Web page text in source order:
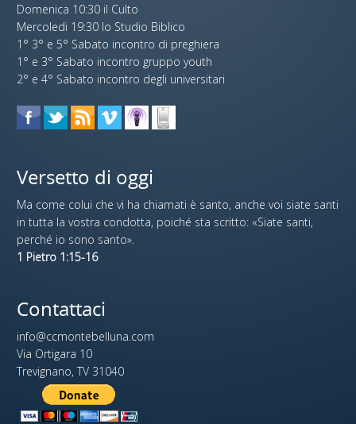
Domenica 10:30 il Culto
Mercoledi 19:30 lo Studio Biblico
1° 3° e 5° Sabato incontro di preghiera
1° e 3° Sabato incontro gruppo youth
2° e 4° Sabato incontro degli universitari
Versetto di oggi
Ma come colui che vi ha chiamati è santo, anche voi siate santi
in tutta la vostra condotta, poiché sta scritto: «Siate santi,
perché io sono santo».
1 Pietro 1:15-16
Contattaci
info@ccmontebelluna.com
Via Ortigara 10
Trevignano, TV 31040